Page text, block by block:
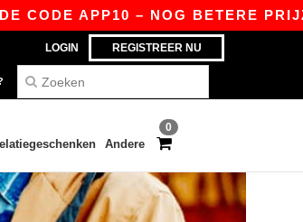
APP10 – NOG BETERE
LOGIN REGISTREER NU
0
Andere